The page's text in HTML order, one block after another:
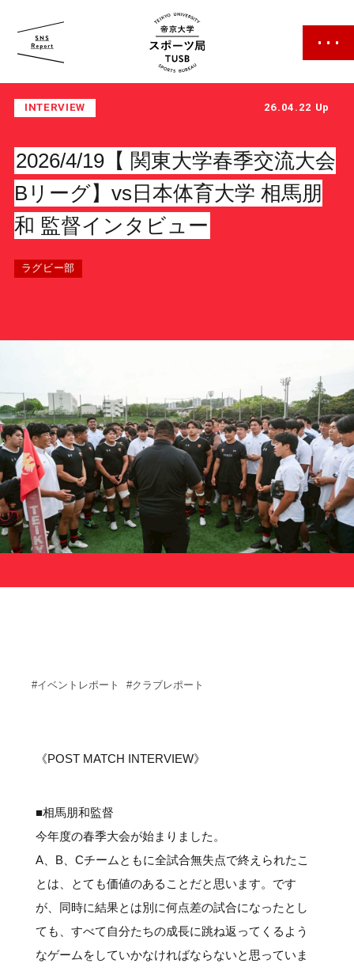
帝京大学 スポーツ局
スポーツ局について
クラブ紹介
お知らせ
サポート情報
運動部支援
お問い合わせ
プライバシーポリシー
#メディア情報#キャンプ
INTERVIEW 26.04.22 Up
2026/4/19【 関東大学春季交流大会
Bリーグ】vs日本体育大学 相馬朋
和 監督インタビュー
ラグビー部
#イベントレポート #クラブレポート
《POST MATCH INTERVIEW》
■相馬朋和監督
今年度の春季大会が始まりました。
A、B、Cチームともに全試合無失点で終えられたこ
とは、とても価値のあることだと思います。です
が、同時に結果とは別に何点差の試合になったとし
ても、すべて自分たちの成長に跳ね返ってくるよう
なゲームをしていかなければならないと思っていま